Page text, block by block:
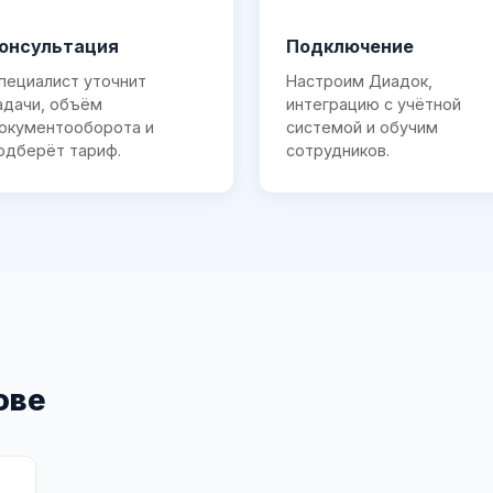
уточнит
объём
и
тариф.
Подключение
Настроим Диадок,
интеграцию с учётной
системой и обучим
сотрудников.